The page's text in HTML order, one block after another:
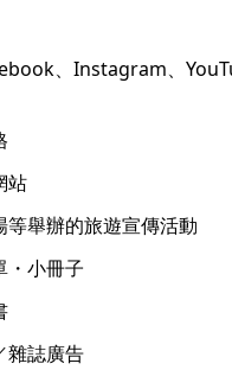
、Instagram、
站
等舉辦的旅遊宣傳活動
・小冊子
雜誌廣告